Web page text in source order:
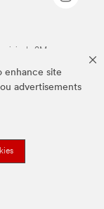
enhance site
advertisements
da 3M.